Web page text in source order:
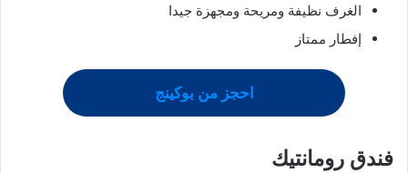
الغرف نظيفة ومريحة ومجهزة جيدا
إفطار ممتاز
احجز من بوكينج
فندق رومانتيك